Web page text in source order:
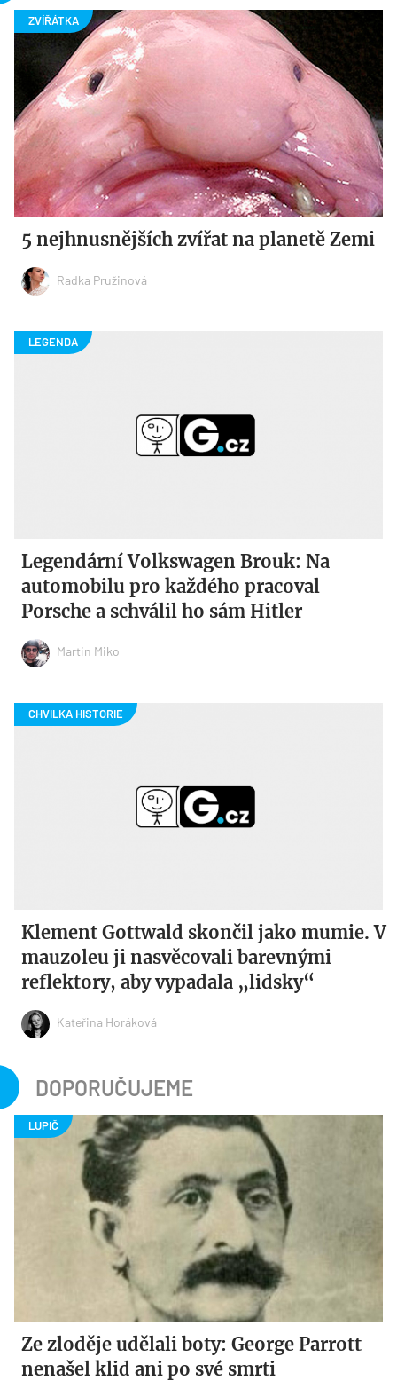
5 nejhnusnějších zvířat na planetě Zemi
Radka Pružinová
Legendární Volkswagen Brouk: Na
automobilu pro každého pracoval
Porsche a schválil ho sám Hitler
Martin Miko
Klement Gottwald skončil jako mumie. V
mauzoleu ji nasvěcovali barevnými
reflektory, aby vypadala „lidsky“
Kateřina Horáková
DOPORUČUJEME
Ze zloděje udělali boty: George Parrott
nenašel klid ani po své smrti